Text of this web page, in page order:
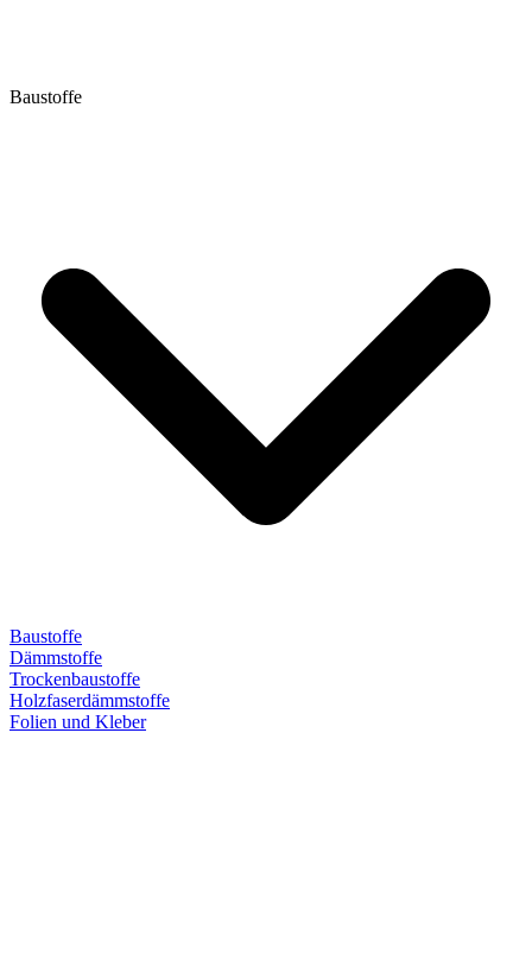
Baustoffe
Baustoffe
Dämmstoffe
Trockenbaustoffe
Holzfaserdämmstoffe
Folien und Kleber